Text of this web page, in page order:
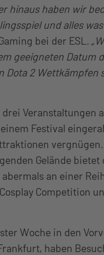
hinaus haben wir
und alles
bei der ESL.
geeigneten Datum
Dota 2 Wettkämpfen
Veranstaltungen
Festival
Gelände bietet
an einer
Competition
Woche in den
haben